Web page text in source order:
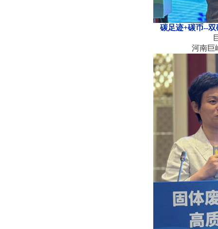
碳足迹+碳币--
河南巨